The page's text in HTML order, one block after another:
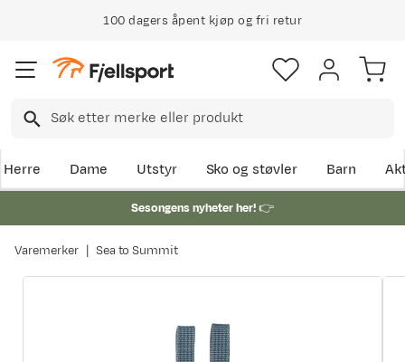
100 dagers åpent kjøp og fri retur
Herre Dame Utstyr Sko og støvler Barn
Sesongens nyheter her!👉
Varemerker Sea to Summit